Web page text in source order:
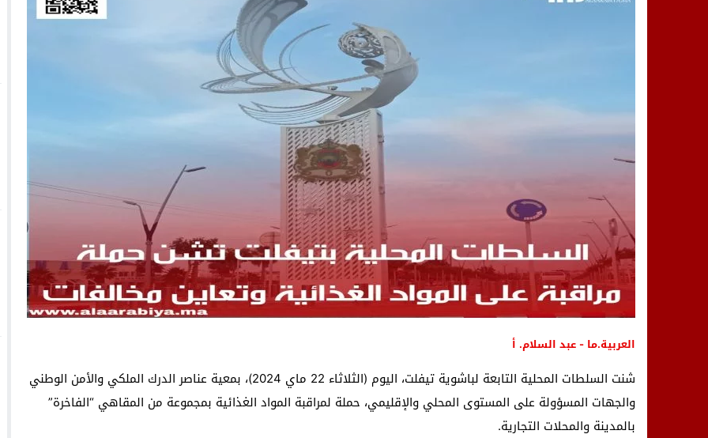
“العربية.ما” تنشر أخبار تيفلت وأصداء الأحداث فيها بصيغة أخرى
الجيش الملكي ينتفض ضد تعيين “ندالا”
طاطا: “اعتداء” على حقوقي يشعل غضب الجمعيات وملف “ماء القصبة” يفجّر الأوضاع
عقول الغد تصنع المستقبل: مسابقة “Robot Innov” بمراكش تؤسس لجيل الابتكار والتكنولوجيا
العربية.ما - عبد السلام. أ
شنت السلطات المحلية التابعة لباشوية تيفلت، اليوم (الثلاثاء 22 ماي 2024)، بمعية عناصر الدرك الملكي والأمن الوطني
والجهات المسؤولة على المستوى المحلي والإقليمي، حملة لمراقبة المواد الغذائية بمجموعة من المقاهي “الفاخرة”
بالمدينة والمحلات التجارية.